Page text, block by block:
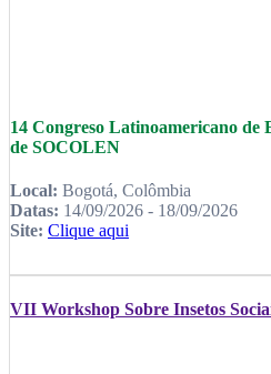
14 Congreso Latinoamericano de
de SOCOLEN
Local: Bogotá, Colômbia
Datas: 14/09/2026 - 18/09/2026
Site: Clique aqui
VII Workshop Sobre Insetos